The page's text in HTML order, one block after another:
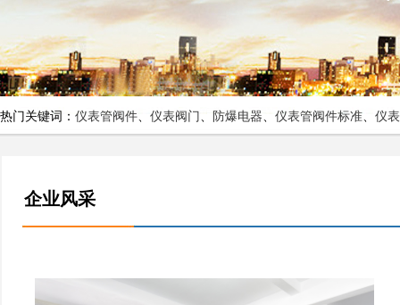
热门关键词： 仪表管阀件、 仪表阀门 、 防爆电器、 仪表管阀件标准、 仪
企业风采